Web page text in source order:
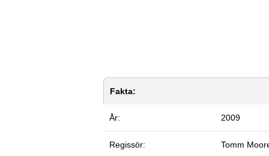
Fakta:
År: 2009
Regissör: Tomm